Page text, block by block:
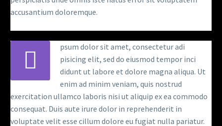
accusantium doloremque.
psum dolor sit amet, consectetur adi
pisicing elit, sed do eiusmod tempor inci
didunt ut labore et dolore magna aliqua. Ut
enim ad minim veniam, quis nostrud
exercitation ullamco laboris nisi ut aliquip ex ea commodo
consequat. Duis aute irure dolor in reprehenderit in
voluptate velit esse cillum dolore eu fugiat nulla pariatur.